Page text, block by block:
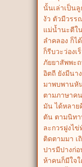
นั้นเล่าเป็น
งัว ตัวมีวรร
แม่น้ำนะตีใ
ลำคลอง ก็ไ
ก็รีบวะว่องเ
ภัยยาสัพพะถ
อิตถี ยังมีนา
มาพบพานหั
ตามภาษาค
มัน ได้หลาย
ตัน ตามนิทา
ละกวรฝูงไ
ติดตามมา เ
ปารมีปางก่
ห้าคนก็มีใจ